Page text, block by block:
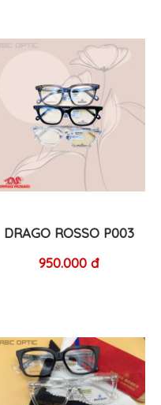
DRAGO ROSSO P003
950.000 đ